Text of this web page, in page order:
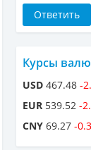
Курсы
USD 467.48 -
EUR 539.52 -
CNY 69.27 -